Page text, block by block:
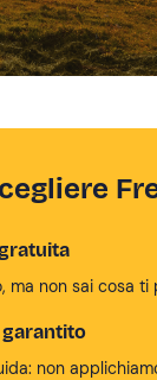
ma non sai cosa ti
non